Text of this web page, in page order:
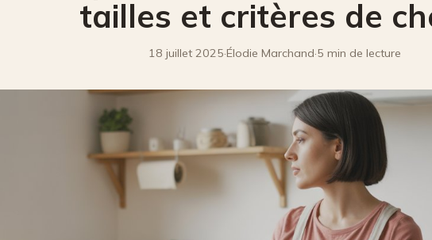
tailles et critères de
18 juillet 2025·Élodie Marchand·5 min de lecture